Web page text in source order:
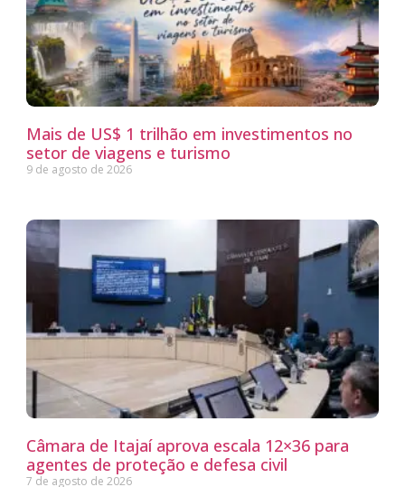
Mais de US$ 1 trilhão em investimentos no
setor de viagens e turismo
9 de agosto de 2026
Câmara de Itajaí aprova escala 12×36 para
agentes de proteção e defesa civil
7 de agosto de 2026